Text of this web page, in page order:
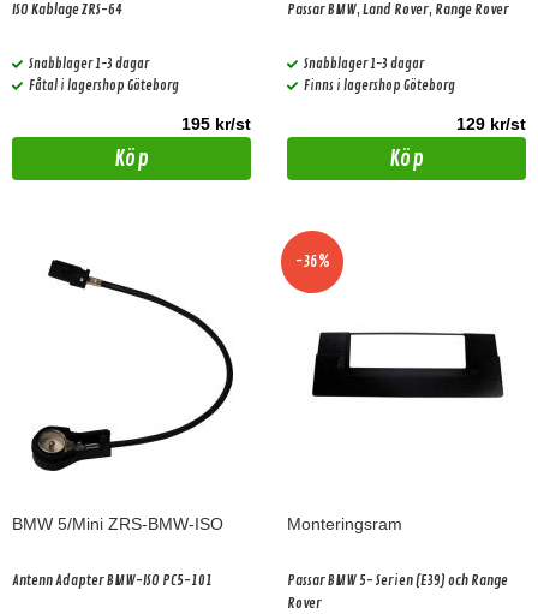
ISO Kablage ZRS-64
Snabblager 1-3 dagar
Fåtal i lagershop Göteborg
195 kr/st
Köp
Passar BMW, Land Rover, Range Rover
Snabblager 1-3 dagar
Finns i lagershop Göteborg
129 kr/st
Köp
BMW 5/Mini ZRS-BMW-ISO
Antenn Adapter BMW-ISO PC5-101
-36%
Monteringsram
Passar BMW 5- Serien (E39) och Range
Rover